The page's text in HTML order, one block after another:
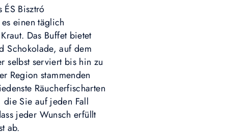
Bisztró
einen täglich
Das Buffet bietet
Schokolade, auf dem
selbst serviert bis hin zu
Region stammenden
Räucherfischarten
die Sie auf jeden Fall
jeder Wunsch erfüllt
ab.